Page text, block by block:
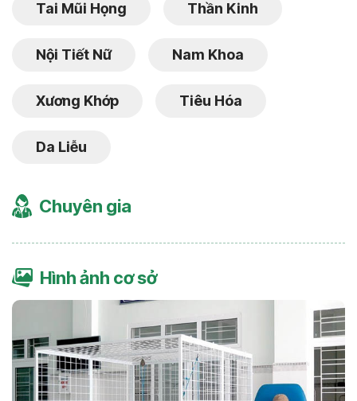
Tai Mũi Họng Thần Kinh
Nội Tiết Nữ Nam Khoa
Xương Khớp Tiêu Hóa
Da Liễu
Chuyên gia
Hình ảnh cơ sở